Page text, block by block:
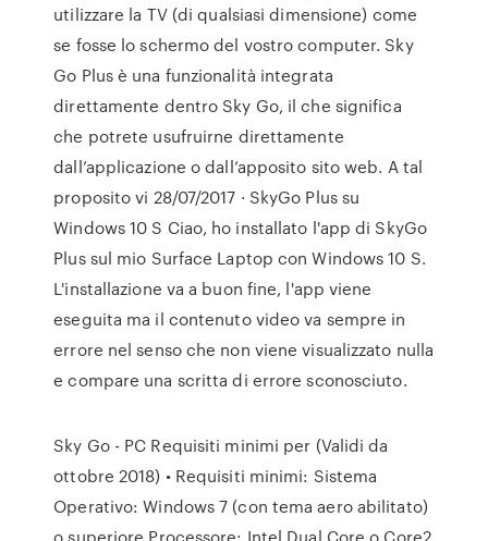
utilizzare la TV (di qualsiasi dimensione) come
se fosse lo schermo del vostro computer. Sky
Go Plus è una funzionalità integrata
direttamente dentro Sky Go, il che significa
che potrete usufruirne direttamente
dall’applicazione o dall’apposito sito web. A tal
proposito vi 28/07/2017 · SkyGo Plus su
Windows 10 S Ciao, ho installato l'app di SkyGo
Plus sul mio Surface Laptop con Windows 10 S.
L'installazione va a buon fine, l'app viene
eseguita ma il contenuto video va sempre in
errore nel senso che non viene visualizzato nulla
e compare una scritta di errore sconosciuto.
Sky Go - PC Requisiti minimi per (Validi da
ottobre 2018) • Requisiti minimi: Sistema
Operativo: Windows 7 (con tema aero abilitato)
o superiore Processore: Intel Dual Core o Core2